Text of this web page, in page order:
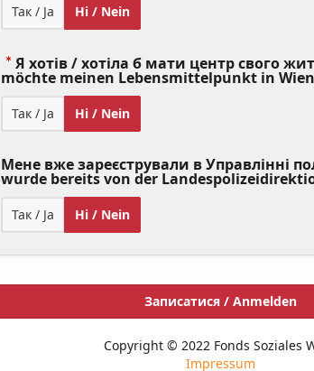
Так / Ja Ні / Nein
Я хотів / хотіла б мати центр свого
möchte meinen Lebensmittelpunkt in
Так / Ja Ні / Nein
Мене вже зареєстрували в Управлінні
wurde bereits von der
Так / Ja Ні / Nein
Записатися / Anmelden
Copyright © 2022 Fonds Soziales
Impressum